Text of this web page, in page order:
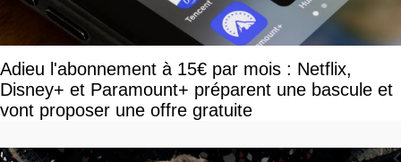
Adieu l'abonnement à 15€ par mois : Netflix,
Disney+ et Paramount+ préparent une bascule et
vont proposer une offre gratuite